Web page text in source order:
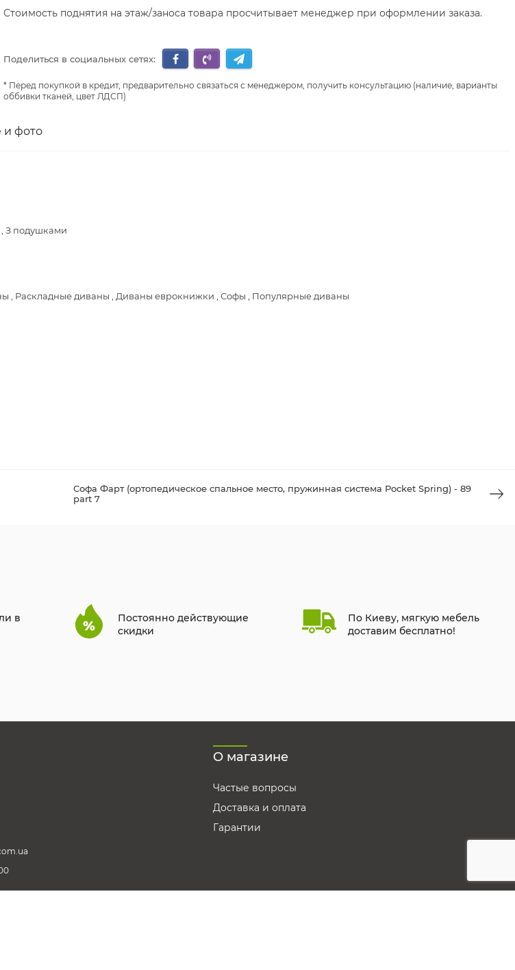
Стоимость поднятия на этаж/заноса товара просчитывает менеджер при оформлении заказа.
Поделиться в социальных сетях:
Перед покупкой в кредит, предварительно связаться с менеджером, получить консультацию (наличие, варианты
оббивки тканей, цвет ЛДСП)
и фото
З подушками
, Раскладные диваны , Диваны еврокнижки , Софы , Популярные диваны
Софа Фарт (ортопедическое спальное место, пружинная система Pocket Spring) - 89
part 7
в
Постоянно действующие
скидки
По Киеву, мягкую мебель
доставим бесплатно!
О магазине
Частые вопросы
Доставка и оплата
Гарантии